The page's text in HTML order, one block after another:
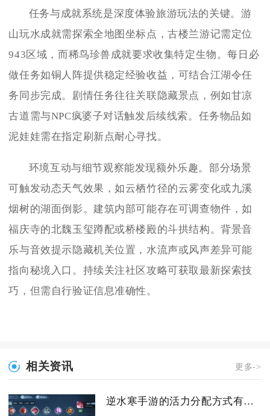
任务与成就系统是深度体验旅游玩法的关键。游
山玩水成就需探索全地图坐标点，古楼兰游记需定位
943区域，而稀鸟珍兽成就要求收集特定生物。每日必
做任务如铜人阵提供稳定经验收益，可结合江湖令任
务同步完成。剧情任务往往关联隐藏景点，例如甘凉
古道需与NPC疯婆子对话触发后续线索。任务物品如
泥娃娃需在指定刷新点耐心寻找。
环境互动与细节观察能发现额外乐趣。部分场景
可触发动态天气效果，如云栖竹径的云雾变化或九溪
烟树的湖面倒影。建筑内部可能存在可调查物件，如
福庆寺的北魏玉玺蹲配或桥楼殿的斗拱结构。背景音
乐与音效提示隐藏机关位置，水流声或风声差异可能
指向秘境入口。持续关注社区攻略可获取最新探索技
巧，但需自行验证信息准确性。
相关资讯 更多->
逆水寒手游的活力分配方式有哪些